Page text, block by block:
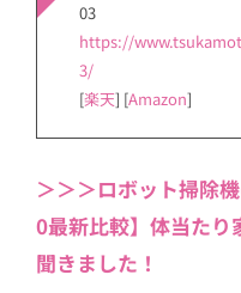
03
https://
3/
[楽天] [Amazon]
＞＞＞ロボット掃除
0最新比較】体当たり
聞きました！